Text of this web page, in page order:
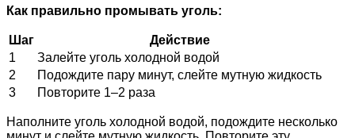
Как правильно промывать уголь:
Шаг
Действие
1
Залейте уголь холодной водой
2
Подождите пару минут, слейте мутную жидкость
3
Повторите 1–2 раза
Наполните уголь холодной водой, подождите несколько